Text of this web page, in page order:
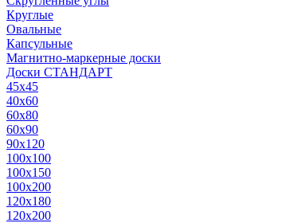
Круглые
Овальные
Капсульные
Магнитно-маркерные доски
Доски СТАНДАРТ
45x45
40x60
60x80
60x90
90x120
100x100
100x150
100x200
120x180
120x200